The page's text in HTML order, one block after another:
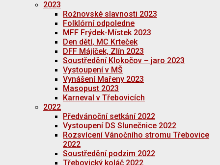
2023
Rožnovské slavnosti 2023
Folklórní odpoledne
MFF Frýdek-Místek 2023
Den dětí, MC Krteček
DFF Májíček, Zlín 2023
Soustředění Klokočov – jaro 2023
Vystoupení v MŠ
Vynášení Mařeny 2023
Masopust 2023
Karneval v Třebovicích
2022
Předvánoční setkání 2022
Vystoupení DS Slunečnice 2022
Rozsvícení Vánočního stromu Třebovice
2022
Soustředění podzim 2022
Třebovický koláč 2022